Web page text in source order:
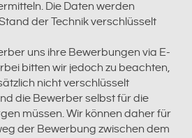
Die Daten werden
der Technik verschlüsselt
uns ihre Bewerbungen via E-
bitten wir jedoch zu beachten,
nicht verschlüsselt
die Bewerber selbst für die
müssen. Wir können daher für
der Bewerbung zwischen dem